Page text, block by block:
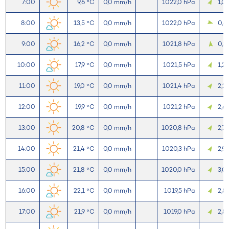
7:00 9,6 °C 0,0 mm/h 1022,0 hPa 1,0
8:00 13,5 °C 0,0 mm/h 1022,0 hPa 0,6
9:00 16,2 °C 0,0 mm/h 1021,8 hPa 0,3
10:00 17,9 °C 0,0 mm/h 1021,5 hPa 1,2
11:00 19,0 °C 0,0 mm/h 1021,4 hPa 2,2
12:00 19,9 °C 0,0 mm/h 1021,2 hPa 2,6
13:00 20,8 °C 0,0 mm/h 1020,8 hPa 2,7
14:00 21,4 °C 0,0 mm/h 1020,3 hPa 2,9
15:00 21,8 °C 0,0 mm/h 1020,0 hPa 3,0
16:00 22,1 °C 0,0 mm/h 1019,5 hPa 2,8
17:00 21,9 °C 0,0 mm/h 1019,0 hPa 2,8